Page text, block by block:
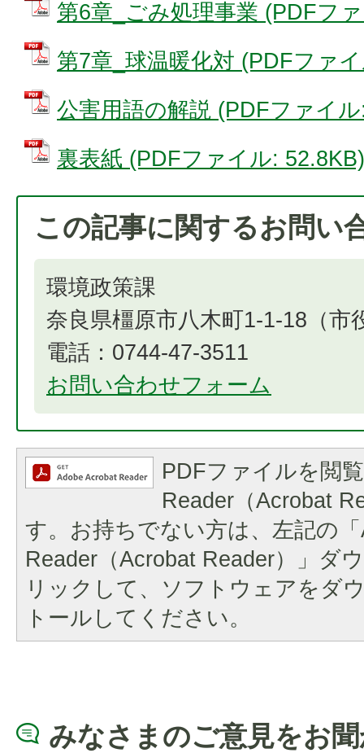
第6章_ごみ処理事業 (PDFフ
第7章_球温暖化対 (PDFファ
公害用語の解説 (PDFファイ
裏表紙 (PDFファイル: 52.8KB)
この記事に関するお問い
環境政策課
奈良県橿原市八木町1-1-18（市
電話：0744-47-3511
お問い合わせフォーム
PDFファイルを閲
Reader（Acrobat
す。お持ちでない方は、左記の
Reader（Acrobat Reader）」ダ
リックして、ソフトウェアをダ
トールしてください。
みなさまのご意見をお